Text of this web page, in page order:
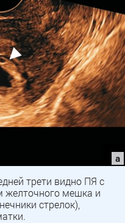
трети видно ПЯ с
желточного мешка и
стрелок),